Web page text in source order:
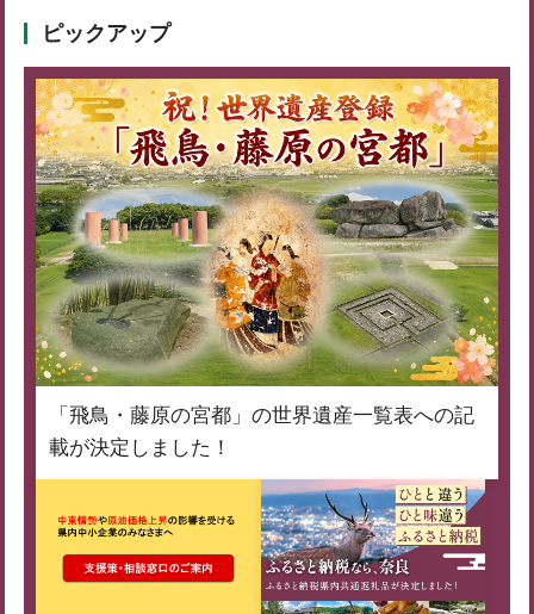
ピックアップ
「飛鳥・藤原の宮都」の世界遺産一覧表への記
載が決定しました！